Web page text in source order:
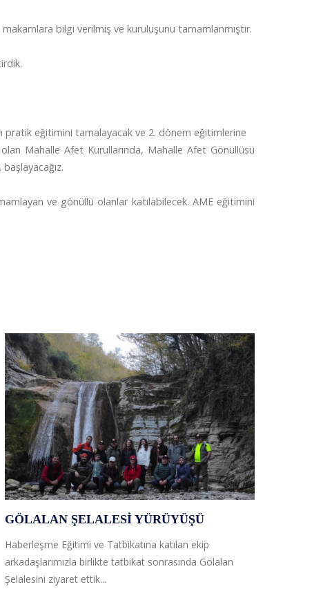
bilgi verilmiş ve kuruluşunu tamamlanmıştır.
pratik eğitimini tamalayacak ve 2. dönem eğitimlerine
Mahalle Afet Kurullarında, Mahalle Afet Gönüllüsü
ve gönüllü olanlar katılabilecek. AME eğitimini
GÖLALAN ŞELALESI YÜRÜYÜŞÜ
Haberleşme Eğitimi ve Tatbikatına katılan ekip
arkadaşlarımızla birlikte tatbikat sonrasında Gölalan
Şelalesini ziyaret ettik...